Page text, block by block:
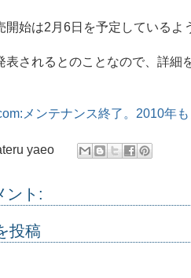
開始は2月6日を予定しているよ
表されるとのことなので、詳細
メンテナンス終了。2010年
yaeo
ント:
投稿